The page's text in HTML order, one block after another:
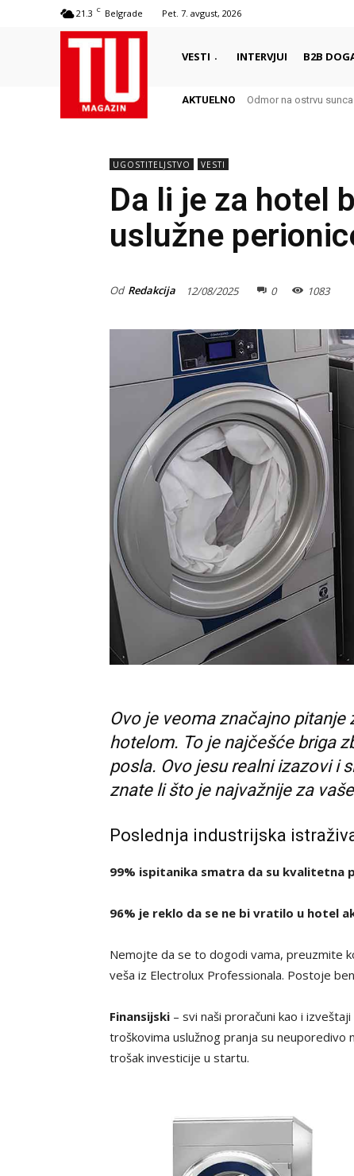
21.3 C Belgrade Pet. 7. avgust, 2026
VESTI INTERVJUI B2B
AKTUELNO Autentični biser Italije
Odmor na ostrvu sunca
UGOSTITELJSTVO VESTI
Da li je za hotel
uslužne
Od Redakcija 12/08/2025 0 1083
Ovo je veoma značajno
hotelom. To je najčešće briga
posla. Ovo jesu realni izazovi i
znate li što je najvažnije za
Poslednja industrijska
99% ispitanika smatra da su kvalitetna
96% je reklo da se ne bi vratilo u hotel
Nemojte da se to dogodi vama, preuzmite
veša iz Electrolux Professionala. Postoje
Finansijski – svi naši proračuni kao i
troškovima uslužnog pranja su neuporedivo
trošak investicije u startu.